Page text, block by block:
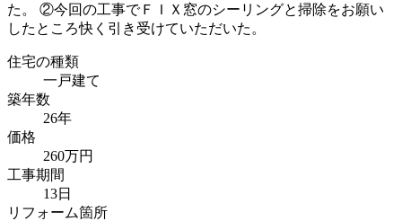
た。 ②今回の工事でＦＩＸ窓のシーリングと掃除をお願い
したところ快く引き受けていただいた。
住宅の種類
一戸建て
築年数
26年
価格
260万円
工事期間
13日
リフォーム箇所